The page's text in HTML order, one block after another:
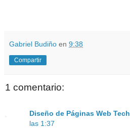
Gabriel Budiño en 9:38
Compartir
1 comentario:
Diseño de Páginas Web Tech
las 1:37